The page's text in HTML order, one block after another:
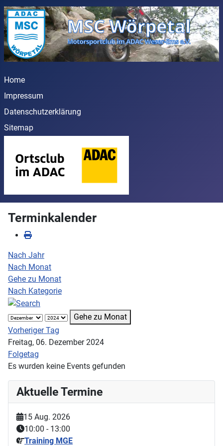
Home
Impressum
Datenschutzerklärung
Sitemap
Terminkalender
Nach Jahr
Nach Monat
Gehe zu Monat
Nach Kategorie
Gehe zu Monat
Vorheriger Tag
Freitag, 06. Dezember 2024
Folgetag
Es wurden keine Events gefunden
Aktuelle Termine
15 Aug. 2026
10:00 - 13:00
Training MGE